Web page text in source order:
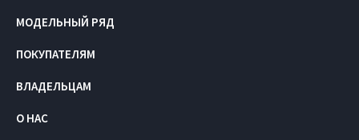
МОДЕЛЬНЫЙ РЯД
ПОКУПАТЕЛЯМ
ВЛАДЕЛЬЦАМ
О НАС